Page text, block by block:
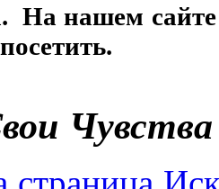
На нашем
Чувства